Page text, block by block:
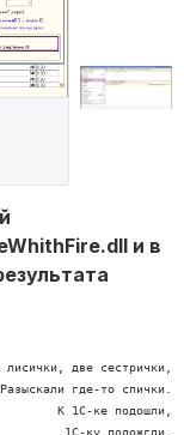
и в
лисички, две сестрички,
Разыскали где-то спички.
К 1С-ке подошли,
1С-ку подожгди.